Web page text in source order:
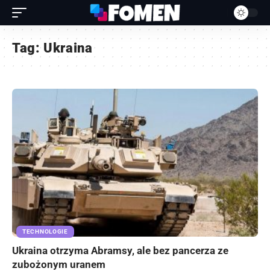
Tag: Ukraina
TECHNOLOGIE
Ukraina otrzyma Abramsy, ale bez pancerza ze
zubożonym uranem